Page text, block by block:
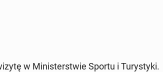
w Mi­ni­ster­stwie Sportu i Tu­ry­sty­ki.